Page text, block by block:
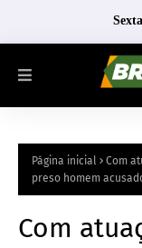
Página inicial
Com
preso homem
Com